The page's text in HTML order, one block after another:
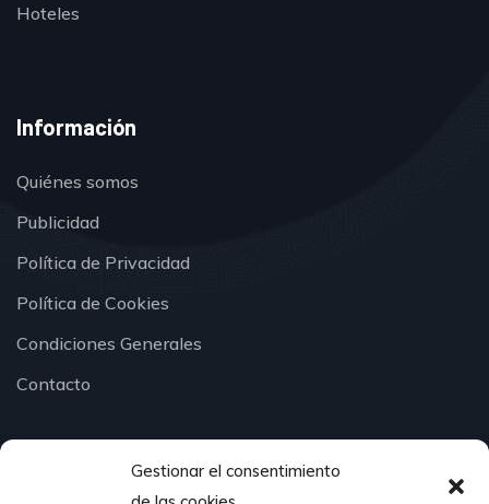
Gestionar el consentimiento
Hoteles
Información
Quiénes somos
Publicidad
Política de Privacidad
Política de Cookies
Condiciones Generales
Contacto
¿Hablamos?